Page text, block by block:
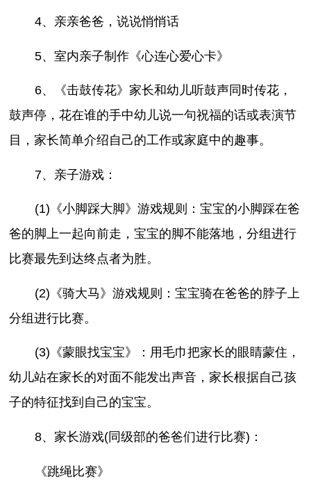
4、亲亲爸爸，说说悄悄话
5、室内亲子制作《心连心爱心卡》
6、《击鼓传花》家长和幼儿听鼓声同时传花，
鼓声停，花在谁的手中幼儿说一句祝福的话或表演节
目，家长简单介绍自己的工作或家庭中的趣事。
7、亲子游戏：
(1)《小脚踩大脚》游戏规则：宝宝的小脚踩在爸
爸的脚上一起向前走，宝宝的脚不能落地，分组进行
比赛最先到达终点者为胜。
(2)《骑大马》游戏规则：宝宝骑在爸爸的脖子上
分组进行比赛。
(3)《蒙眼找宝宝》：用毛巾把家长的眼睛蒙住，
幼儿站在家长的对面不能发出声音，家长根据自己孩
子的特征找到自己的宝宝。
8、家长游戏(同级部的爸爸们进行比赛)：
《跳绳比赛》